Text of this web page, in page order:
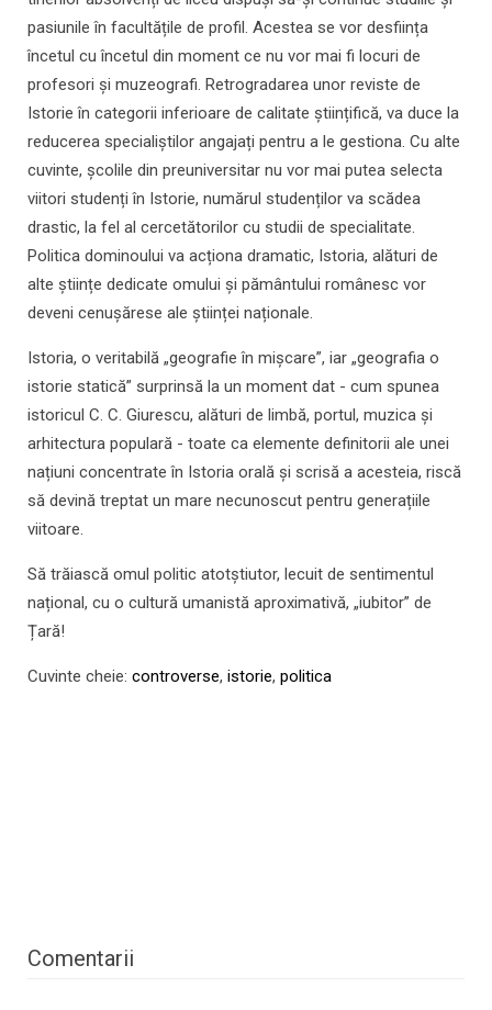
pasiunile în facultățile de profil. Acestea se vor desființa
încetul cu încetul din moment ce nu vor mai fi locuri de
profesori și muzeografi. Retrogradarea unor reviste de
Istorie în categorii inferioare de calitate științifică, va duce la
reducerea specialiștilor angajați pentru a le gestiona. Cu alte
cuvinte, școlile din preuniversitar nu vor mai putea selecta
viitori studenți în Istorie, numărul studenților va scădea
drastic, la fel al cercetătorilor cu studii de specialitate.
Politica dominoului va acționa dramatic, Istoria, alături de
alte științe dedicate omului și pământului românesc vor
deveni cenușărese ale științei naționale.
Istoria, o veritabilă „geografie în mișcare”, iar „geografia o
istorie statică” surprinsă la un moment dat - cum spunea
istoricul C. C. Giurescu, alături de limbă, portul, muzica și
arhitectura populară - toate ca elemente definitorii ale unei
națiuni concentrate în Istoria orală și scrisă a acesteia, riscă
să devină treptat un mare necunoscut pentru generațiile
viitoare.
Să trăiască omul politic atotștiutor, lecuit de sentimentul
național, cu o cultură umanistă aproximativă, „iubitor” de
Țară!
Cuvinte cheie: controverse, istorie, politica
Comentarii